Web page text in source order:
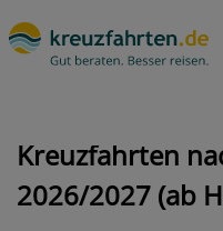
Kreuzfahrten
2026/2027 (ab